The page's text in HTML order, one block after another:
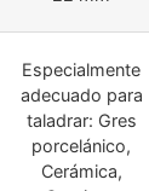
Especialmente
adecuado para
taladrar: Gres
porcelánico,
Cerámica,